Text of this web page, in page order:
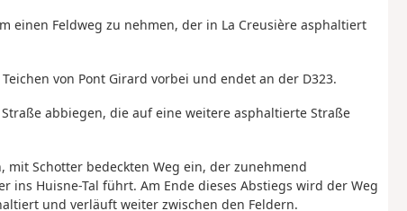
einen Feldweg zu nehmen, der in La Creusière asphaltiert
von Pont Girard vorbei und endet an der D323.
abbiegen, die auf eine weitere asphaltierte Straße
Schotter bedeckten Weg ein, der zunehmend
Huisne-Tal führt. Am Ende dieses Abstiegs wird der Weg
und verläuft weiter zwischen den Feldern.